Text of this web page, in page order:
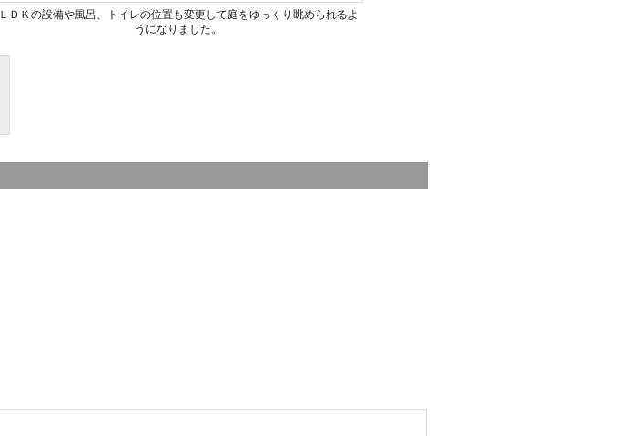
ＬＤＫの設備や風呂、トイレの位置も変更して庭をゆっくり眺められるよ
うになりました。